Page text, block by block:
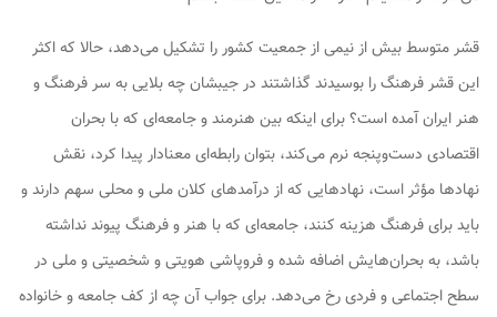
قشر متوسط بیش از نیمی از جمعیت کشور را تشکیل می‌دهد، حالا که اکثر
این قشر فرهنگ را بوسیدند گذاشتند در جیبشان چه بلایی به سر فرهنگ و
هنر ایران آمده است؟ برای اینکه بین هنرمند و جامعه‌ای که با بحران
اقتصادی دست‌وپنجه نرم می‌کند، بتوان رابطه‌ای معنادار پیدا کرد، نقش
نهادها مؤثر است، نهادهایی که از درآمدهای کلان ملی و محلی سهم دارند و
باید برای فرهنگ هزینه کنند، جامعه‌ای که با هنر و فرهنگ پیوند نداشته
باشد، به بحران‌هایش اضافه شده و فروپاشی هویتی و شخصیتی و ملی در
سطح اجتماعی و فردی رخ می‌دهد. برای جواب آن چه از کف جامعه و خانواده